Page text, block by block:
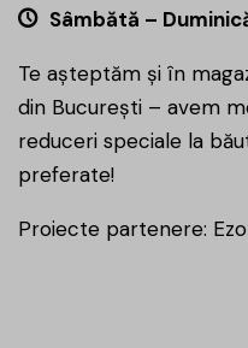
Sâmbătă –
Te așteptăm și în
din București – avem
reduceri speciale la
preferate!
Proiecte partenere: